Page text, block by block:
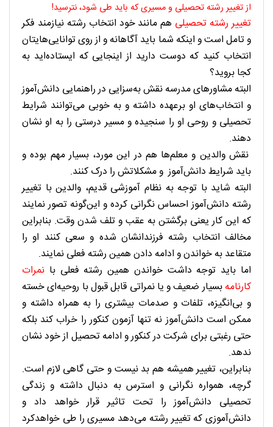
از تغییر رشته تحصیلی و مسیری که باید طی شود، نترسید!
تغییر رشته تحصیلی هم مانند خود انتخاب رشته نیازمند فکر
و تامل است و اینکه شما باید آگاهانه و از روی توانایی‌هایتان
انتخاب کنید که دوست دارید از اینجایی که ایستاده‌اید به
کجا بروید؟
البته مشاورهای مدرسه نقش به‌سزایی در راهنمایی دانش‌آموز
و انتخاب‌های او برعهده داشته و به خوبی می‌توانند شرایط
تحصیلی و روحی او را سنجیده و مسیر درستی را به او نشان
دهند.
نقش والدین و معلم‌ها هم در این مورد، بسیار مهم بوده و
باید شرایط دانش‌آموز و مشکلاتش را درک کنند.
البته شاید با توجه به نظام آموزشی قدیم، والدین با تغییر
رشته دانش‌آموز احساس نگرانی کرده و این‌گونه تصور نمایند
که این کار یعنی برگشتن به عقب و تلف شدن وقت. بنابراین
مخالف انتخاب رشته فرزندانشان شده و سعی کنند او را
متقاعد به خواندن و ادامه دادن همین رشته فعلی نمایند.
اما باید توجه داشت خواندن همین رشته فعلی با نمرات
کارنامهبسیار ضعیف و یا نمراتی قابل قبول با روحیه‌ای خسته
و بی‌انگیزه، تلفات و صدمات بیشتری را به همراه داشته و
ممکن است دانش‌آموز نه تنها آزمون کنکور را خراب کند بلکه
حتی رغبتی برای شرکت در کنکور و ادامه تحصیل از خود نشان
ندهد.
بنابراین، تغییر همیشه هم بد نیست و حتی گاهی لازم است.
گرچه، همواره نگرانی و استرس به دنبال داشته و زندگی
تحصیلی دانش‌آموز را تحت تاثیر قرار خواهد داد و
دانش‌آموزی که تغییر رشته می‌دهد مسیری را طی خواهدکرد